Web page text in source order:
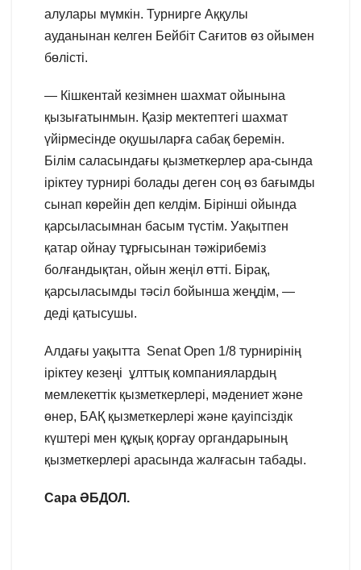
алулары мүмкін. Турнирге Аққулы
ауданынан келген Бейбіт Сағитов өз ойымен
бөлісті.
— Кішкентай кезімнен шахмат ойынына
қызығатынмын. Қазір мектептегі шахмат
үйірмесінде оқушыларға сабақ беремін.
Білім саласындағы қызметкерлер ара-сында
іріктеу турнирі болады деген соң өз бағымды
сынап көрейін деп келдім. Бірінші ойында
қарсыласымнан басым түстім. Уақытпен
қатар ойнау тұрғысынан тәжірибеміз
болғандықтан, ойын жеңіл өтті. Бірақ,
қарсыласымды тәсіл бойынша жеңдім, —
деді қатысушы.
Алдағы уақытта Senat Open 1/8 турнирінің
іріктеу кезеңі ұлттық компаниялардың
мемлекеттік қызметкерлері, мәдениет және
өнер, БАҚ қызметкерлері және қауіпсіздік
күштері мен құқық қорғау органдарының
қызметкерлері арасында жалғасын табады.
Сара ӘБДОЛ.